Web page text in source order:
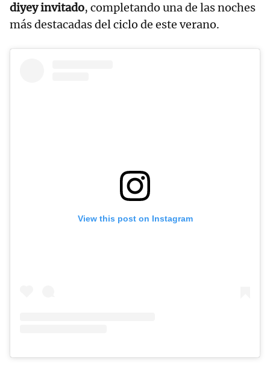
diyey invitado, completando una de las noches
más destacadas del ciclo de este verano.
View this post on Instagram